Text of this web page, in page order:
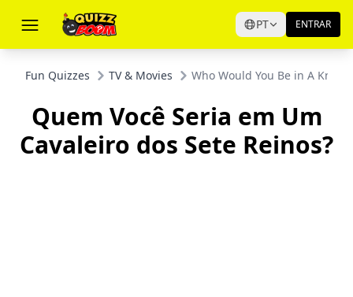
PT ENTRAR
Fun Quizzes TV & Movies Who Would You Be in A
Quem Você Seria em Um
Cavaleiro dos Sete Reinos?